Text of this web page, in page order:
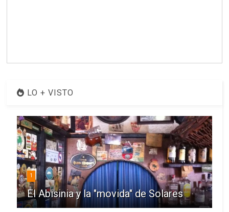
LO + VISTO
1
El Abisinia y la "movida" de Solares